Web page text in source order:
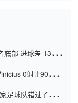
部 进球差-13令人
0射击90分钟
足球队错过了世界